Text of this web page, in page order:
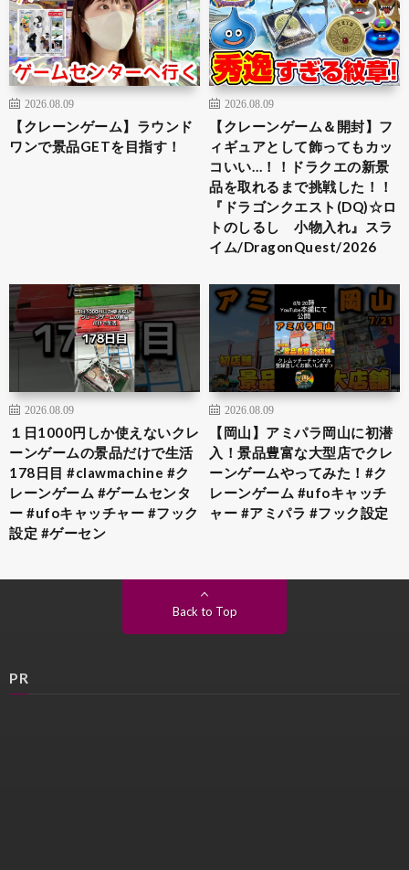
2026.08.09
【クレーンゲーム】ラウンド
ワンで景品GETを目指す！
2026.08.09
【クレーンゲーム＆開封】フ
ィギュアとして飾ってもカッ
コいい…！！ドラクエの新景
品を取れるまで挑戦した！！
『ドラゴンクエスト(DQ)☆ロ
トのしるし 小物入れ』スラ
イム/DragonQuest/2026
2026.08.09
１日1000円しか使えないクレ
ーンゲームの景品だけで生活
178日目 #clawmachine #ク
レーンゲーム #ゲームセンタ
ー #ufoキャッチャー #フック
設定 #ゲーセン
2026.08.09
【岡山】アミパラ岡山に初潜
入！景品豊富な大型店でクレ
ーンゲームやってみた！#ク
レーンゲーム #ufoキャッチ
ャー #アミパラ #フック設定
Back to Top
PR